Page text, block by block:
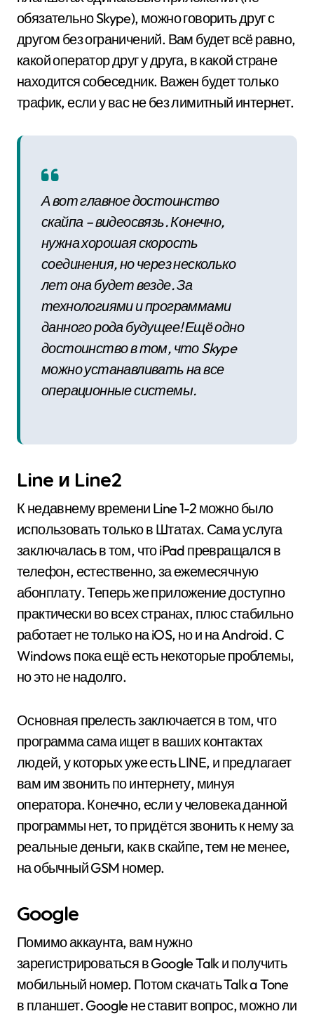
обязательно Skype), можно говорить друг с
другом без ограничений. Вам будет всё равно,
какой оператор друг у друга, в какой стране
находится собеседник. Важен будет только
трафик, если у вас не без лимитный интернет.
А вот главное достоинство
скайпа – видеосвязь. Конечно,
нужна хорошая скорость
соединения, но через несколько
лет она будет везде. За
технологиями и программами
данного рода будущее! Ещё одно
достоинство в том, что Skype
можно устанавливать на все
операционные системы.
Line и Line2
К недавнему времени Line 1-2 можно было
использовать только в Штатах. Сама услуга
заключалась в том, что iPad превращался в
телефон, естественно, за ежемесячную
абонплату. Теперь же приложение доступно
практически во всех странах, плюс стабильно
работает не только на iOS, но и на Android. C
Windows пока ещё есть некоторые проблемы,
но это не надолго.
Основная прелесть заключается в том, что
программа сама ищет в ваших контактах
людей, у которых уже есть LINE, и предлагает
вам им звонить по интернету, минуя
оператора. Конечно, если у человека данной
программы нет, то придётся звонить к нему за
реальные деньги, как в скайпе, тем не менее,
на обычный GSM номер.
Google
Помимо аккаунта, вам нужно
зарегистрироваться в Google Talk и получить
мобильный номер. Потом скачать Talk a Tone
в планшет. Google не ставит вопрос, можно ли